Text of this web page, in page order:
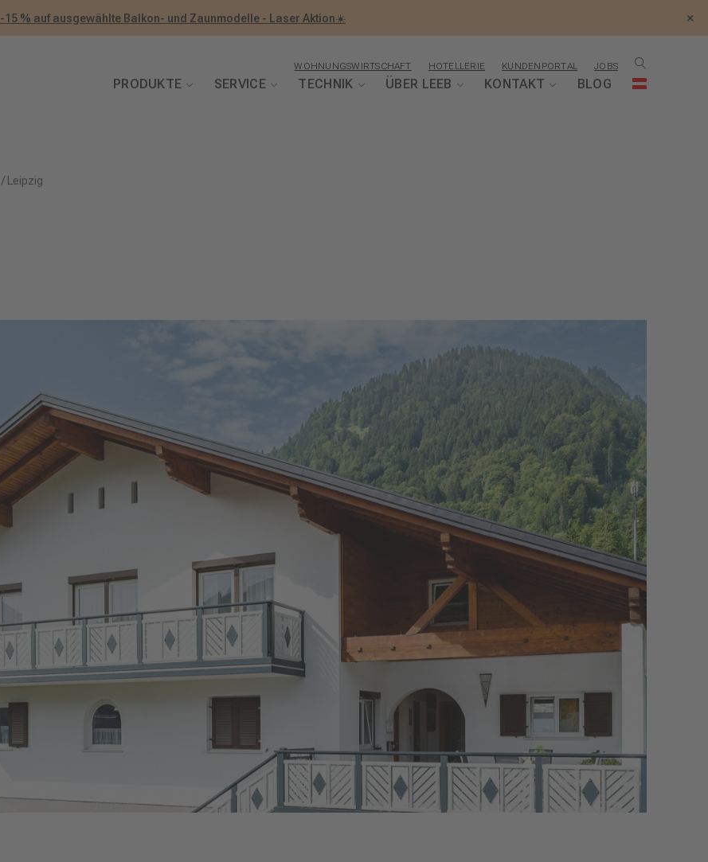
-15 % auf ausgewählte Balkon- und Zaunmodelle - Laser Aktion☀️ ×
WOHNUNGSWIRTSCHAFT HOTELLERIE KUNDENPORTAL JOBS
PRODUKTE SERVICE TECHNIK ÜBER LEEB KONTAKT BLOG
/ Leipzig